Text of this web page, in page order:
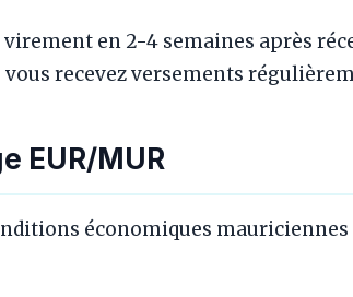
en 2-4 semaines après
recevez versements
EUR/MUR
économiques